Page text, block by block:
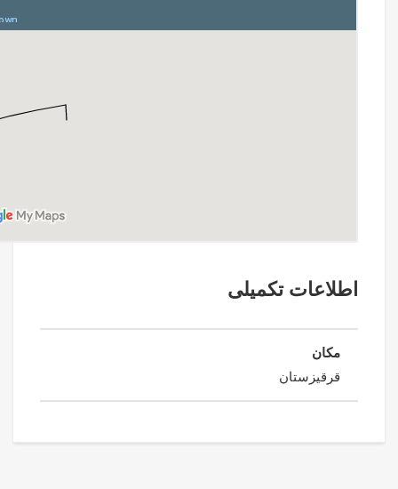
اطلاعات تکمیلی
مکان
قرقیزستان